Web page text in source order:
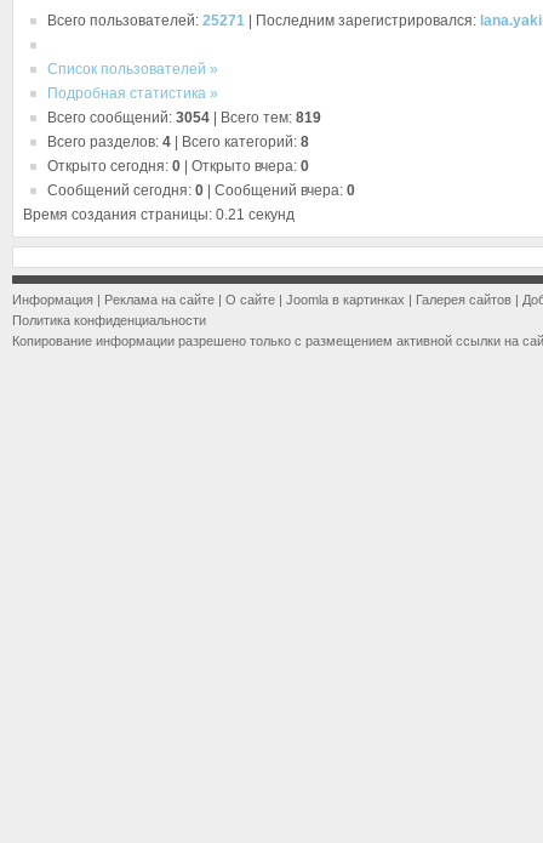
Всего пользователей: 25271 Последним зарегистрировался:
Список пользователей »
Подробная статистика »
Всего сообщений: 3054 Всего тем: 819
Всего разделов: 4 Всего категорий: 8
Открыто сегодня: 0 Открыто вчера: 0
Сообщений сегодня: 0 Сообщений вчера: 0
Время создания страницы: 0.21 секунд
Информация | Реклама на сайте | О сайте | Joomla в картинках | Галерея сайтов |
Политика конфиденциальности
Копирование информации разрешено только с размещением активной ссылки на